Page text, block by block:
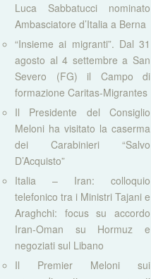
Luca Sabbatucci nominato
Ambasciatore d’Italia a Berna
“Insieme ai migranti”. Dal 31
agosto al 4 settembre a San
Severo (FG) il Campo di
formazione Caritas-Migrantes
Il Presidente del Consiglio
Meloni ha visitato la caserma
dei Carabinieri “Salvo
D’Acquisto”
Italia – Iran: colloquio
telefonico tra i Ministri Tajani e
Araghchi: focus su accordo
Iran-Oman su Hormuz e
negoziati sul Libano
Il Premier Meloni sui